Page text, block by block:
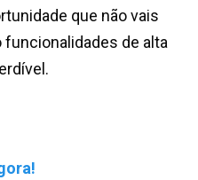
que não vais
de alta